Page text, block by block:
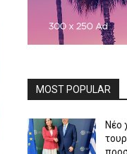
MOST POPULAR
Νέο